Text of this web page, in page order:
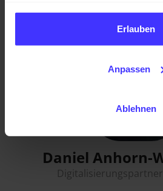
auszurichten. Da wir Ihre
wir Sie hiermit um Ihre
Technologien zu verwenden. Sie
Erlauben
Anpassen
Ablehnen
Gerne stehen wir dir zur
alle Fragen und Details im
Daniel Anhorn-
Digitalisierungspartner